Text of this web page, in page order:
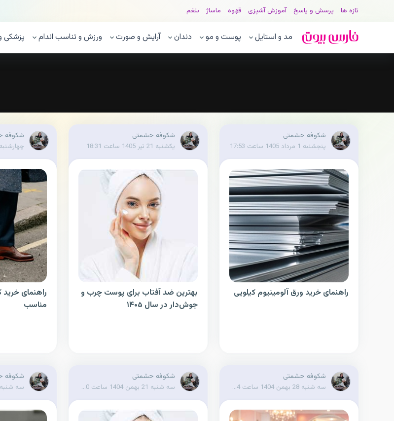
تازه ها پرسش و پاسخ آموزش آشپزی قهوه ماساژ بلغم
مد و استایل پوست و مو دندان آرایش و صورت ورزش و تناسب اندام پزشکی
شکوفه حشمتی
پنجشنبه 1 مرداد 1405 ساعت 17:53
راهنمای خرید ورق آلومینیوم کیلویی
شکوفه حشمتی
یکشنبه 21 تیر 1405 ساعت 18:31
بهترین ضد آفتاب برای پوست چرب و
جوش‌دار در سال ۱۴۰۵
شکوفه
چهارشنبه 10 تیر 1405 ساعت 18:03
راهنمای
مناسب
شکوفه حشمتی
سه شنبه 28 بهمن 1404 ساعت 19:14
شکوفه حشمتی
سه شنبه 21 بهمن 1404 ساعت 18:00
شکوفه